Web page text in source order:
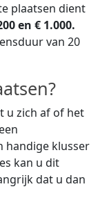
plaatsen dient
en € 1.000.
van 20
u zich af of het
handige klusser
kan u dit
dat u dan